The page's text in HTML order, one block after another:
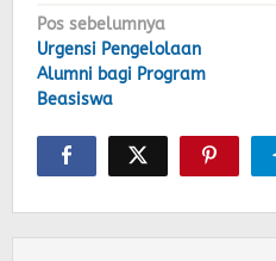
Navigasi
pos
Pos sebelumnya
Urgensi Pengelolaan
Alumni bagi Program
Beasiswa